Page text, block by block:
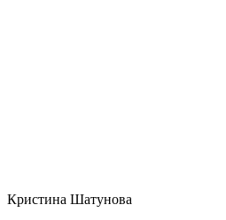
Кристина Шатунова